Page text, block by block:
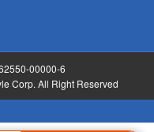
00000-6
Corp. All Right Reserved